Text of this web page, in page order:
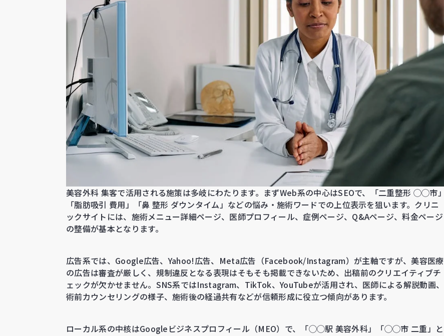
美容外科 集客で活用される施策は多岐にわたります。まずWeb系の中心はSEOで、「二重整形 ◯◯市」
「脂肪吸引 費用」「鼻 整形 ダウンタイム」などの悩み・施術ワードでの上位表示を狙います。クリニ
ックサイトには、施術メニュー詳細ページ、医師プロフィール、症例ページ、Q&Aページ、料金ページ
の整備が基本となります。
広告系では、Google広告、Yahoo!広告、Meta広告（Facebook/Instagram）が主軸ですが、美容医療
の広告は審査が厳しく、規制違反となる表現はそもそも掲載できないため、出稿前のクリエイティブチ
ェックが欠かせません。SNS系ではInstagram、TikTok、YouTubeが活用され、医師による解説動画、
術前カウンセリングの様子、施術後の経過共有などが信頼形成に役立つ傾向があります。
ローカル系の中核はGoogleビジネスプロフィール（MEO）で、「◯◯駅 美容外科」「◯◯市 二重」と